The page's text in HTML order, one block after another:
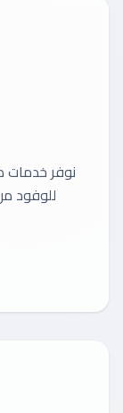
نوفر خدمات
للوفود